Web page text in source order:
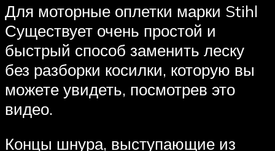
Для моторные оплетки марки Stihl
Существует очень простой и
быстрый способ заменить леску
без разборки косилки, которую вы
можете увидеть, посмотрев это
видео.
Концы шнура, выступающие из